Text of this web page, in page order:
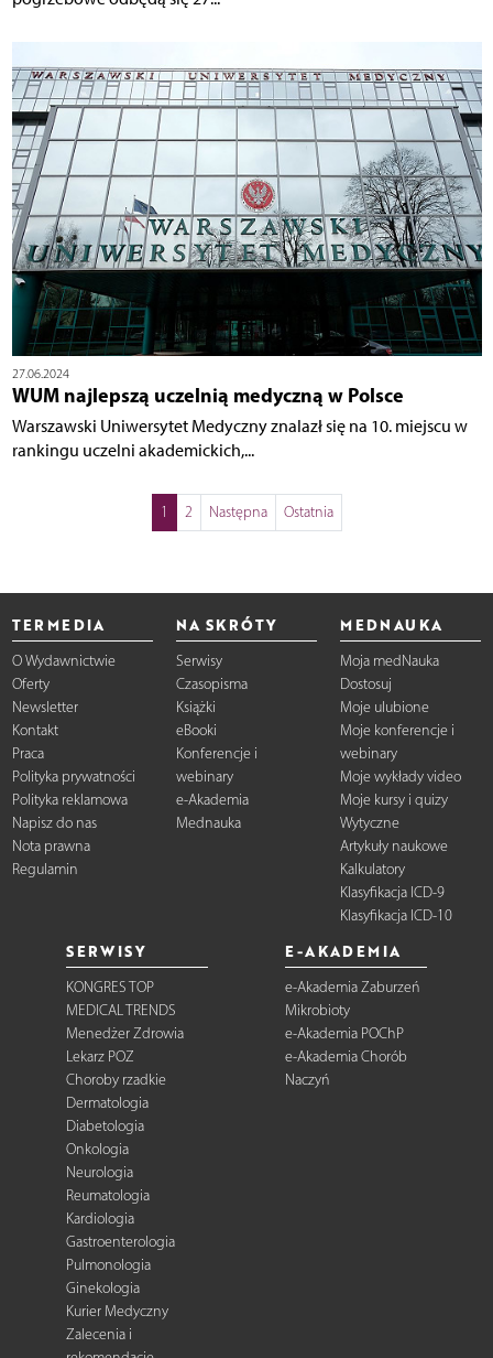
27.06.2024
WUM najlepszą uczelnią medyczną w Polsce
Warszawski Uniwersytet Medyczny znalazł się na 10. miejscu w
rankingu uczelni akademickich,...
1 2 Następna Ostatnia
TERMEDIA
O Wydawnictwie
Oferty
Newsletter
Kontakt
Praca
Polityka prywatności
Polityka reklamowa
Napisz do nas
Nota prawna
Regulamin
NA SKRÓTY
Serwisy
Czasopisma
Książki
eBooki
Konferencje i
webinary
e-Akademia
Mednauka
MEDNAUKA
Moja medNauka
Dostosuj
Moje ulubione
Moje konferencje i
webinary
Moje wykłady video
Moje kursy i quizy
Wytyczne
Artykuły naukowe
Kalkulatory
Klasyfikacja ICD-9
Klasyfikacja ICD-10
SERWISY
KONGRES TOP
MEDICAL TRENDS
Menedżer Zdrowia
Lekarz POZ
Choroby rzadkie
Dermatologia
Diabetologia
Onkologia
Neurologia
Reumatologia
Kardiologia
Gastroenterologia
Pulmonologia
Ginekologia
Kurier Medyczny
Zalecenia i
E-AKADEMIA
e-Akademia Zaburzeń
Mikrobioty
e-Akademia POChP
e-Akademia Chorób
Naczyń